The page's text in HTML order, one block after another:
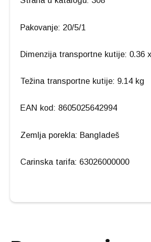
Pakovanje: 20/5/1
Dimenzija transportne kutije: 0.36
Težina transportne kutije: 9.14 kg
EAN kod: 8605025642994
Zemlja porekla: Bangladeš
Carinska tarifa: 63026000000